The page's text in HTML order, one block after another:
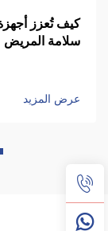
سلامة المريض
عرض المزيد